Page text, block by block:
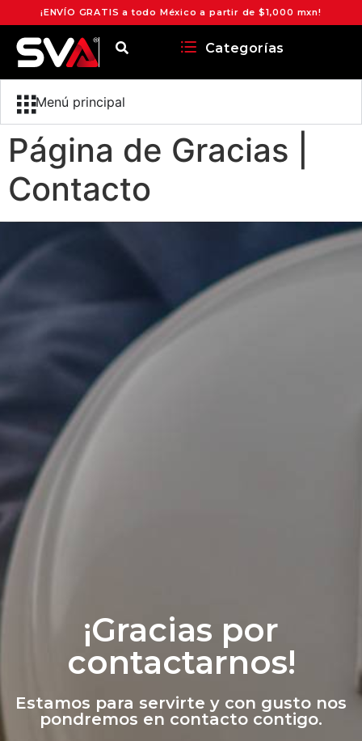
¡ENVÍO GRATIS a todo México a partir de $1,000 mxn!
Categorías
Menú principal
Página de Gracias |
Contacto
¡Gracias por
contactarnos!
Estamos para servirte y con gusto nos
pondremos en contacto contigo.